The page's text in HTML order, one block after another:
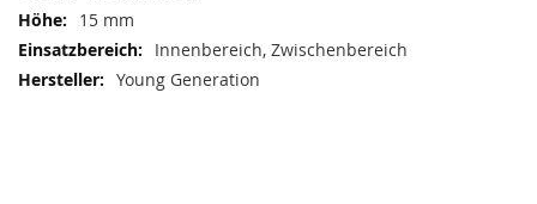
15 mm
Innenbereich, Zwischenbereich
Young Generation